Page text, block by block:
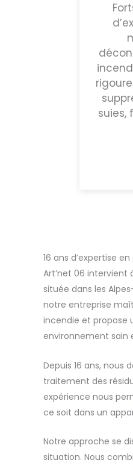
suies,
16 ans d’expertise
Art’net 06 intervient
située dans les
notre entreprise
incendie et
environnement sain
Depuis 16 ans, nous
traitement des
expérience nous
ce soit dans un
Notre approche se
situation. Nous